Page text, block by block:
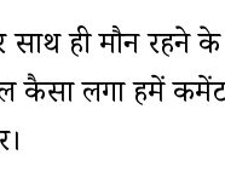
ही मौन रहने के
कैसा लगा हमें